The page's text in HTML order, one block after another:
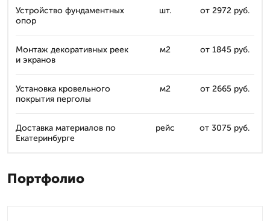
Устройство фундаментных
опор
шт. от 2972 руб.
Монтаж декоративных реек
и экранов
м2 от 1845 руб.
Установка кровельного
покрытия перголы
м2 от 2665 руб.
Доставка материалов по
Екатеринбурге
рейс от 3075 руб.
Портфолио